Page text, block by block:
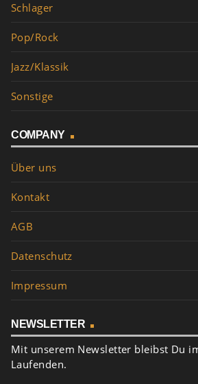
Schlager
Pop/Rock
Jazz/Klassik
Sonstige
COMPANY
Über uns
Kontakt
AGB
Datenschutz
Impressum
NEWSLETTER
Mit unserem Newsletter bleibst Du
Laufenden.